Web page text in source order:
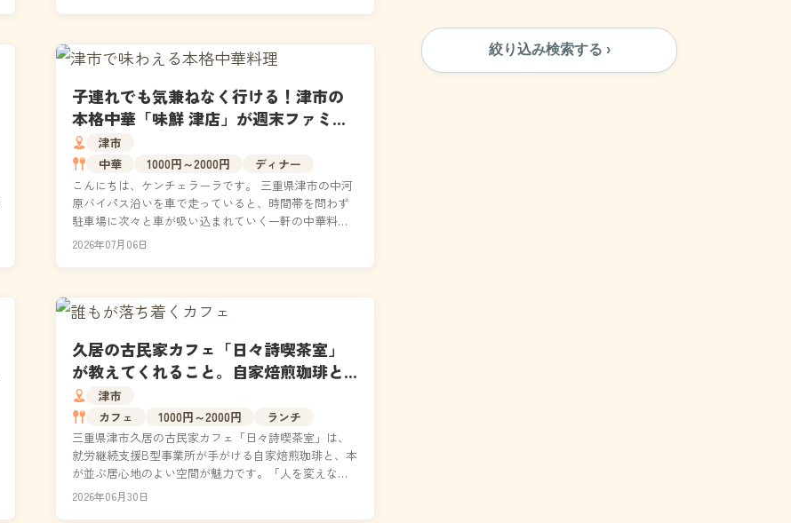
子連れでも気兼ねなく行ける！津市の
本格中華「味鮮 津店」が週末ファミリ
ーで満席になるわけ
津市
中華
1000円～2000円
ディナー
こんにちは、ケンチェラーラです。 三重県津市の中河
原バイパス沿いを車で走っていると、時間帯を問わず
駐車場に次々と車が吸い込まれていく一軒の中華料理
店があります。 「味鮮 津店」です。 安くてボリュー
2026年07月06日
久居の古民家カフェ「日々詩喫茶室」
が教えてくれること。自家焙煎珈琲と
居場所の話
津市
カフェ
1000円～2000円
ランチ
三重県津市久居の古民家カフェ「日々詩喫茶室」は、
就労継続支援B型事業所が手がける自家焙煎珈琲と、本
が並ぶ居心地のよい空間が魅力です。「人を変えな
い」という哲学のもと、生きづらさを抱える人から地
2026年06月30日
絞り込み検索する ›